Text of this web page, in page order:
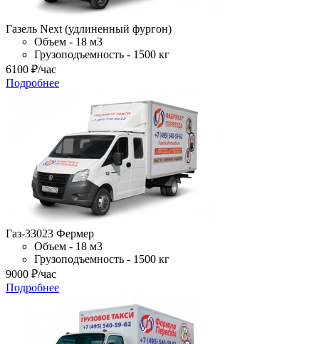
Газель Next (удлиненный фургон)
Объем - 18 м3
Грузоподъемность - 1500 кг
6100 ₽/час
Подробнее
Газ-33023 Фермер
Объем - 18 м3
Грузоподъемность - 1500 кг
9000 ₽/час
Подробнее